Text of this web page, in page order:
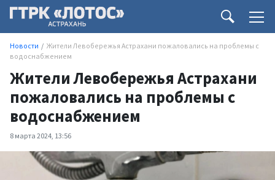
Новости
Жители Левобережья Астрахани пожаловались на проблемы с
водоснабжением
Жители Левобережья Астрахани
пожаловались на проблемы с
водоснабжением
8 марта 2024, 13:56